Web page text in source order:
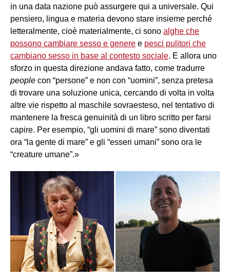
in una data nazione può assurgere qui a universale. Qui
pensiero, lingua e materia devono stare insieme perché
letteralmente, cioè materialmente, ci sono alghe che
possono cambiare sesso e genere e pesci pulitori che
cambiano sesso in base al contesto sociale. E allora uno
sforzo in questa direzione andava fatto, come tradurre
people con “persone” e non con “uomini”, senza pretesa
di trovare una soluzione unica, cercando di volta in volta
altre vie rispetto al maschile sovraesteso, nel tentativo di
mantenere la fresca genuinità di un libro scritto per farsi
capire. Per esempio, “gli uomini di mare” sono diventati
ora “la gente di mare” e gli “esseri umani” sono ora le
“creature umane”.»